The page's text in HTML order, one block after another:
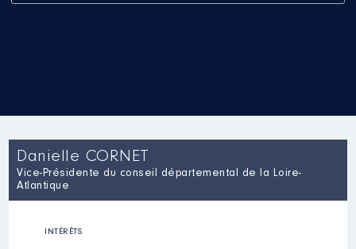
Danielle CORNET
Vice-Présidente du conseil départemental de la Loire-
Atlantique
INTÉRÊTS